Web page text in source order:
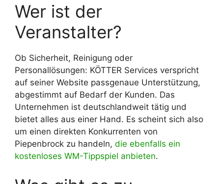
Wer ist der
Veranstalter?
Ob Sicherheit, Reinigung oder
Personallösungen: KÖTTER Services verspricht
auf seiner Website passgenaue Unterstützung,
abgestimmt auf Bedarf der Kunden. Das
Unternehmen ist deutschlandweit tätig und
bietet alles aus einer Hand. Es scheint sich also
um einen direkten Konkurrenten von
Piepenbrock zu handeln, die ebenfalls ein
kostenloses WM-Tippspiel anbieten.